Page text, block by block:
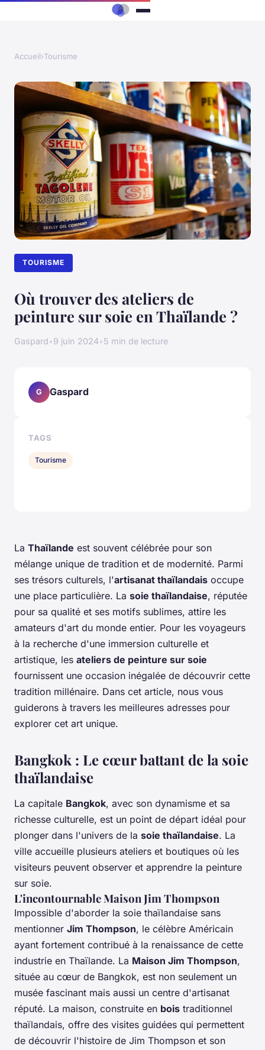
Accueil›Tourisme
TOURISME
Où trouver des ateliers de
peinture sur soie en Thaïlande ?
Gaspard•9 juin 2024•5 min de lecture
La Thaïlande est souvent célébrée pour son
mélange unique de tradition et de modernité. Parmi
ses trésors culturels, l'artisanat thaïlandais occupe
une place particulière. La soie thaïlandaise, réputée
pour sa qualité et ses motifs sublimes, attire les
amateurs d'art du monde entier. Pour les voyageurs
à la recherche d'une immersion culturelle et
artistique, les ateliers de peinture sur soie
fournissent une occasion inégalée de découvrir cette
tradition millénaire. Dans cet article, nous vous
guiderons à travers les meilleures adresses pour
explorer cet art unique.
Bangkok : Le cœur battant de la soie
thaïlandaise
La capitale Bangkok, avec son dynamisme et sa
richesse culturelle, est un point de départ idéal pour
plonger dans l'univers de la soie thaïlandaise. La
ville accueille plusieurs ateliers et boutiques où les
visiteurs peuvent observer et apprendre la peinture
sur soie.
L'incontournable Maison Jim Thompson
Impossible d'aborder la soie thaïlandaise sans
mentionner Jim Thompson, le célèbre Américain
ayant fortement contribué à la renaissance de cette
industrie en Thaïlande. La Maison Jim Thompson,
située au cœur de Bangkok, est non seulement un
musée fascinant mais aussi un centre d'artisanat
réputé. La maison, construite en bois traditionnel
thaïlandais, offre des visites guidées qui permettent
de découvrir l'histoire de Jim Thompson et son
G Gaspard
TAGS
Tourisme